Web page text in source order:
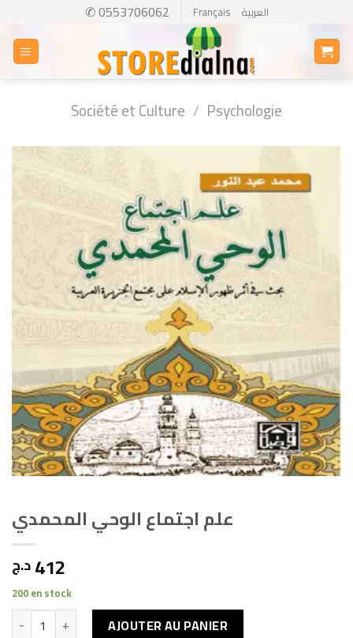
content
✆ 0553706062 Français العربية
Société et Culture / Psychologie
علم اجتماع الوحي المحمدي
412د.ج
200 en stock
quantité de علم اجتماع الوحي المحمدي
AJOUTER AU PANIER